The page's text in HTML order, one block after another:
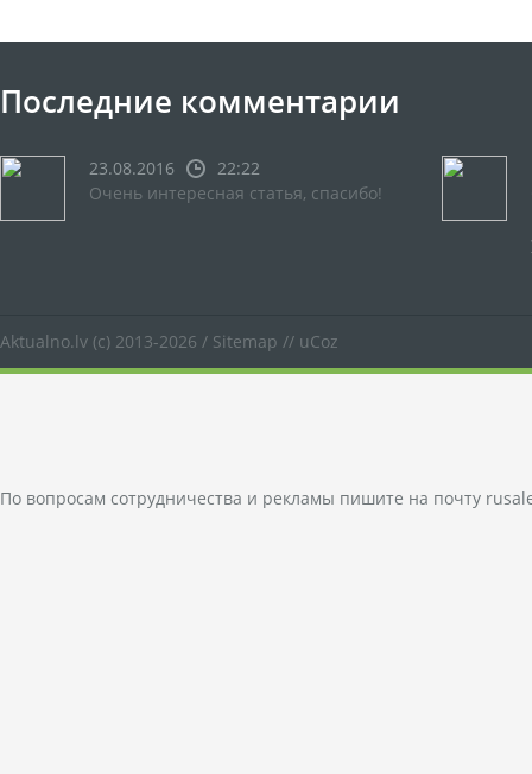
Последние комментарии
23.08.2016
22:22
Очень интересная статья, спасибо!
Aktualno.lv (c) 2013-2026 / Sitemap // uCoz
По вопросам сотрудничества и рекламы пишите на почту